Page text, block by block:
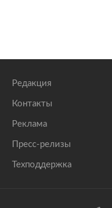
Редакция
Контакты
Реклама
Пресс-релизы
Техподдержка